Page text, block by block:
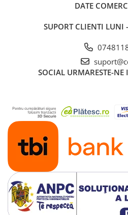
iPad Pro 10.5″ (2017)
iPad Pro 11″ (2nd gen - 2020)
iPad Pro 11″ (3rd gen - 2021)
iPad Pro 12.9″ (1st gen - 2015)
iPad Pro 12.9″ (4th gen - 2020)
iPad Pro 12.9″ (5th gen - 2021)
iPad Pro 12.9″ (6th gen - 2022)
iPad Pro 9.7″ (2016)
iPad
iPad (4th gen)
iPad 9.7″ (5th gen - 2017)
iPad 9.7″ (6th gen - 2018)
DATE
SUPORT CLIENTI LUNI
SOCIAL URMARESTE-